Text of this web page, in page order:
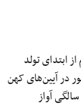
ابتدای تولد
در آیین‌های کهن
آواز